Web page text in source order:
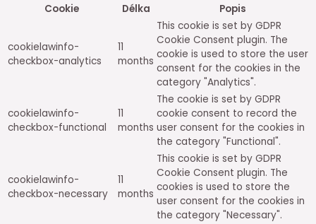
Cookie
Délka Popis
cookielawinfo-
checkbox-analytics
11
months
This cookie is set by GDPR
Cookie Consent plugin. The
cookie is used to store the user
consent for the cookies in the
category "Analytics".
cookielawinfo-
checkbox-functional
11
months
The cookie is set by GDPR
cookie consent to record the
user consent for the cookies in
the category "Functional".
cookielawinfo-
checkbox-necessary
11
months
This cookie is set by GDPR
Cookie Consent plugin. The
cookies is used to store the
user consent for the cookies in
the category "Necessary".